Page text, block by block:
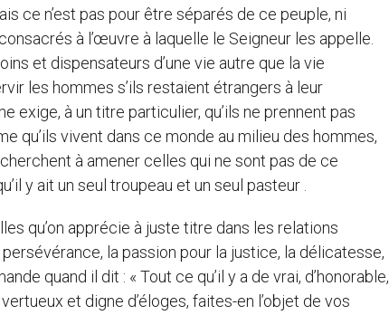
ce n’est pas pour être séparés de ce peuple, ni
à l’œuvre à laquelle le Seigneur les appelle.
et dispensateurs d’une vie autre que la vie
les hommes s’ils restaient étrangers à leur
à un titre particulier, qu’ils ne prennent pas
qu’ils vivent dans ce monde au milieu des hommes,
à amener celles qui ne sont pas de ce
y ait un seul troupeau et un seul pasteur .
qu’on apprécie à juste titre dans les relations
la passion pour la justice, la délicatesse,
quand il dit : « Tout ce qu’il y a de vrai, d’honorable,
et digne d’éloges, faites-en l’objet de vos